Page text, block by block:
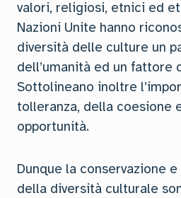
valori, religiosi, etnici ed
Nazioni Unite hanno
diversità delle culture un
dell’umanità ed un fattore
Sottolineano inoltre
tolleranza, della coesione
opportunità.
Dunque la conservazione
della diversità culturale